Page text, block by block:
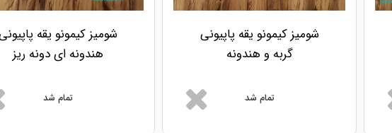
شومیز کیمونو یقه پاپیونی
گربه و هندونه
تمام شد
شومیز کیمونو یقه
هندونه ای دونه ریز
تمام شد